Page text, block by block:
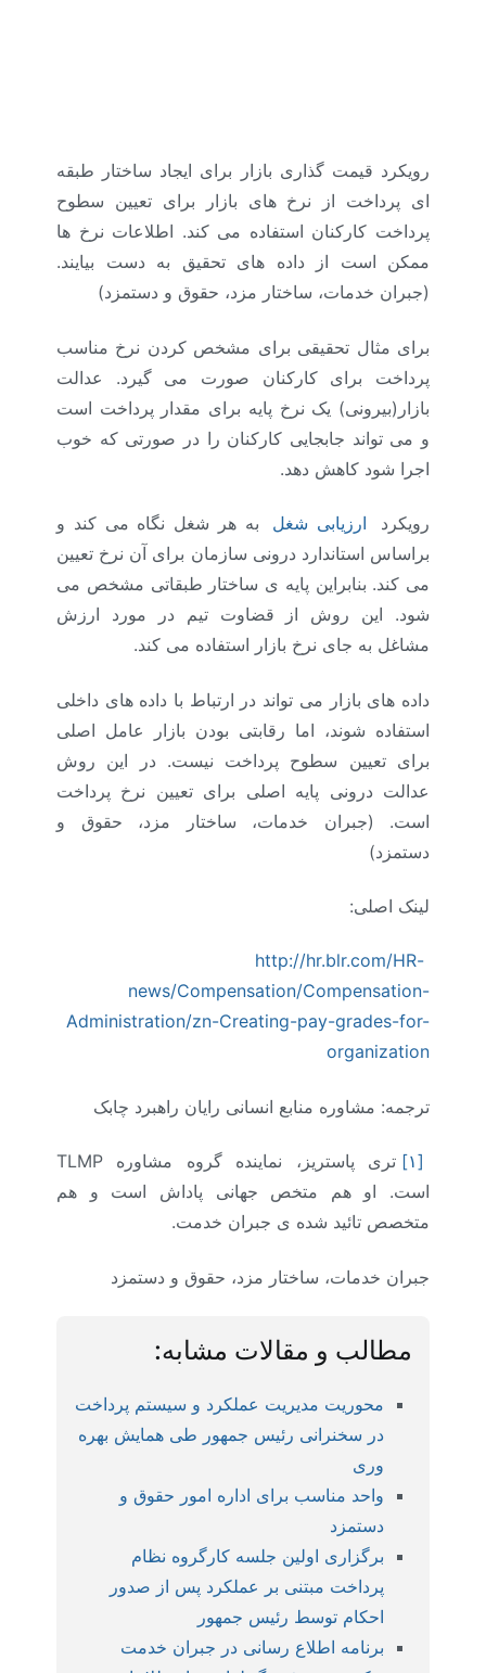
رویکرد قیمت گذاری بازار برای ایجاد ساختار طبقه
ای پرداخت از نرخ های بازار برای تعیین سطوح
پرداخت کارکنان استفاده می کند. اطلاعات نرخ ها
ممکن است از داده های تحقیق به دست بیایند.
(جبران خدمات، ساختار مزد، حقوق و دستمزد)
برای مثال تحقیقی برای مشخص کردن نرخ مناسب
پرداخت برای کارکنان صورت می گیرد. عدالت
بازار(بیرونی) یک نرخ پایه برای مقدار پرداخت است
و می تواند جابجایی کارکنان را در صورتی که خوب
اجرا شود کاهش دهد.
رویکرد ارزیابی شغل
به هر شغل نگاه می کند و
براساس استاندارد درونی سازمان برای آن نرخ تعیین
می کند. بنابراین پایه ی ساختار طبقاتی مشخص می
شود. این روش از قضاوت تیم در مورد ارزش
مشاغل به جای نرخ بازار استفاده می کند.
داده های بازار می تواند در ارتباط با داده های داخلی
استفاده شوند، اما رقابتی بودن بازار عامل اصلی
برای تعیین سطوح پرداخت نیست. در این روش
عدالت درونی پایه اصلی برای تعیین نرخ پرداخت
است. (جبران خدمات، ساختار مزد، حقوق و
دستمزد)
لینک اصلی:
http://hr.blr.com/HR-
news/Compensation/Compensation-
Administration/zn-Creating-pay-grades-for-
organization
ترجمه: مشاوره منابع انسانی رایان راهبرد چابک
[۱] تری پاستریز، نماینده گروه مشاوره TLMP
است. او هم متخص جهانی پاداش است و هم
متخصص تائید شده ی جبران خدمت.
جبران خدمات، ساختار مزد، حقوق و دستمزد
مطالب و مقالات مشابه:
محوریت مدیریت عملکرد و سیستم پرداخت
در سخنرانی رئیس جمهور طی همایش بهره
وری
واحد مناسب برای اداره امور حقوق و
دستمزد
برگزاری اولین جلسه کارگروه نظام
پرداخت مبتنی بر عملکرد پس از صدور
احکام توسط رئیس جمهور
برنامه اطلاع رسانی در جبران خدمت